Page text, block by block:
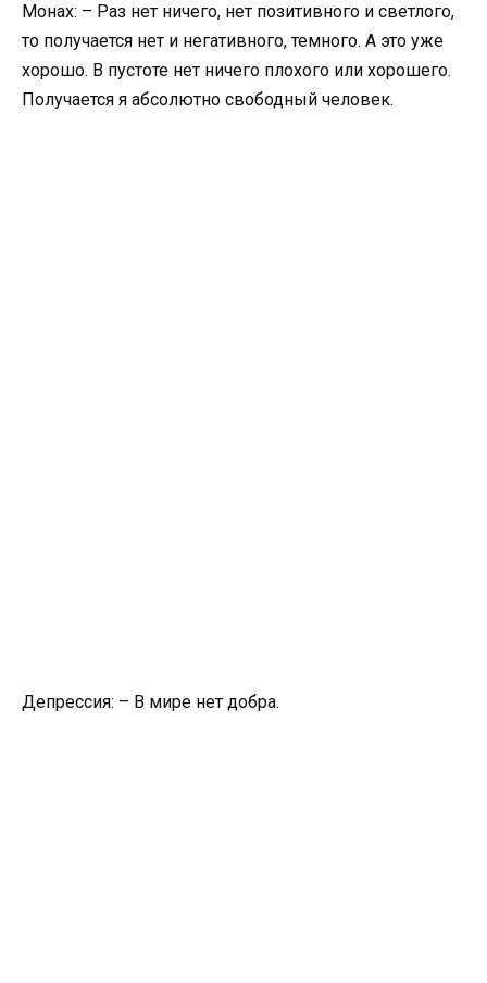
Монах: – Раз нет ничего, нет позитивного и светлого,
то получается нет и негативного, темного. А это уже
хорошо. В пустоте нет ничего плохого или хорошего.
Получается я абсолютно свободный человек.
Депрессия: – В мире нет добра.